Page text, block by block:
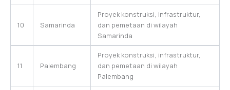
10 Samarinda
Proyek konstruksi, infrastruktur,
dan pemetaan di wilayah
Samarinda
11 Palembang
Proyek konstruksi, infrastruktur,
dan pemetaan di wilayah
Palembang